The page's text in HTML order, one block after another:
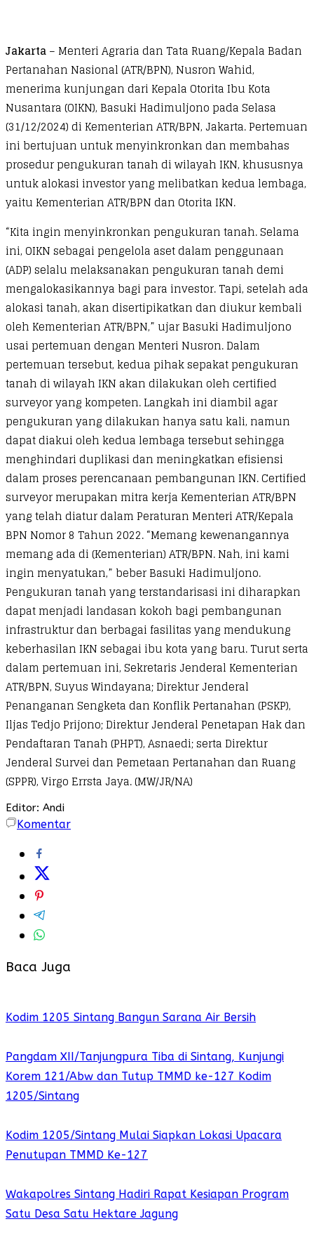
Jakarta– Menteri Agraria dan Tata Ruang/Kepala Badan
Pertanahan Nasional (ATR/BPN), Nusron Wahid,
menerima kunjungan dari Kepala Otorita Ibu Kota
Nusantara (OIKN), Basuki Hadimuljono pada Selasa
(31/12/2024) di Kementerian ATR/BPN, Jakarta. Pertemuan
ini bertujuan untuk menyinkronkan dan membahas
prosedur pengukuran tanah di wilayah IKN, khususnya
untuk alokasi investor yang melibatkan kedua lembaga,
yaitu Kementerian ATR/BPN dan Otorita IKN.
“Kita ingin menyinkronkan pengukuran tanah. Selama
ini, OIKN sebagai pengelola aset dalam penggunaan
(ADP) selalu melaksanakan pengukuran tanah demi
mengalokasikannya bagi para investor. Tapi, setelah ada
alokasi tanah, akan disertipikatkan dan diukur kembali
oleh Kementerian ATR/BPN,” ujar Basuki Hadimuljono
usai pertemuan dengan Menteri Nusron. Dalam
pertemuan tersebut, kedua pihak sepakat pengukuran
tanah di wilayah IKN akan dilakukan oleh certified
surveyor yang kompeten. Langkah ini diambil agar
pengukuran yang dilakukan hanya satu kali, namun
dapat diakui oleh kedua lembaga tersebut sehingga
menghindari duplikasi dan meningkatkan efisiensi
dalam proses perencanaan pembangunan IKN. Certified
surveyor merupakan mitra kerja Kementerian ATR/BPN
yang telah diatur dalam Peraturan Menteri ATR/Kepala
BPN Nomor 8 Tahun 2022. “Memang kewenangannya
memang ada di (Kementerian) ATR/BPN. Nah, ini kami
ingin menyatukan,” beber Basuki Hadimuljono.
Pengukuran tanah yang terstandarisasi ini diharapkan
dapat menjadi landasan kokoh bagi pembangunan
infrastruktur dan berbagai fasilitas yang mendukung
keberhasilan IKN sebagai ibu kota yang baru. Turut serta
dalam pertemuan ini, Sekretaris Jenderal Kementerian
ATR/BPN, Suyus Windayana; Direktur Jenderal
Penanganan Sengketa dan Konflik Pertanahan (PSKP),
Iljas Tedjo Prijono; Direktur Jenderal Penetapan Hak dan
Pendaftaran Tanah (PHPT), Asnaedi; serta Direktur
Jenderal Survei dan Pemetaan Pertanahan dan Ruang
(SPPR), Virgo Errsta Jaya. (MW/JR/NA)
Editor: Andi
Komentar
Baca Juga
Kodim 1205 Sintang Bangun Sarana Air Bersih
Pangdam XII/Tanjungpura Tiba di Sintang, Kunjungi
Korem 121/Abw dan Tutup TMMD ke-127 Kodim
1205/Sintang
Kodim 1205/Sintang Mulai Siapkan Lokasi Upacara
Penutupan TMMD Ke-127
Wakapolres Sintang Hadiri Rapat Kesiapan Program
Satu Desa Satu Hektare Jagung